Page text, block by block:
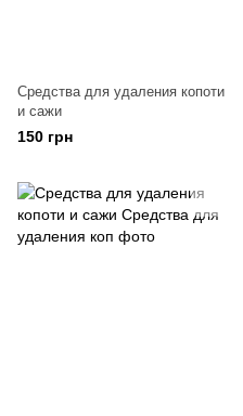
Средства для удаления копоти
и сажи
150 грн